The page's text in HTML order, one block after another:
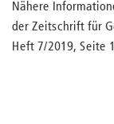
Nähere
der Zeitschrift für
Heft 7/2019, Seite